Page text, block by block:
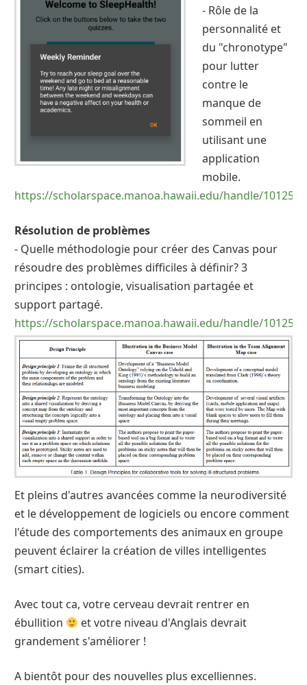
- Rôle de la
personnalité et
du "chronotype"
pour lutter
contre le
manque de
sommeil en
utilisant une
application
mobile.
https://scholarspace.manoa.hawaii.edu/handle/10125/
Résolution de problèmes
- Quelle méthodologie pour créer des Canvas pour
résoudre des problèmes difficiles à définir? 3
principes : ontologie, visualisation partagée et
support partagé.
https://scholarspace.manoa.hawaii.edu/handle/10125/
Et pleins d'autres avancées comme la neurodiversité
et le développement de logiciels ou encore comment
l'étude des comportements des animaux en groupe
peuvent éclairer la création de villes intelligentes
(smart cities).
Avec tout ca, votre cerveau devrait rentrer en
ébullition
et votre niveau d'Anglais devrait
grandement s'améliorer !
A bientôt pour des nouvelles plus excelliennes.